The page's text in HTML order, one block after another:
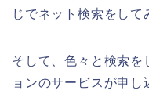
じでネット検索をして
そして、色々と検索を
ョンのサービスが申し